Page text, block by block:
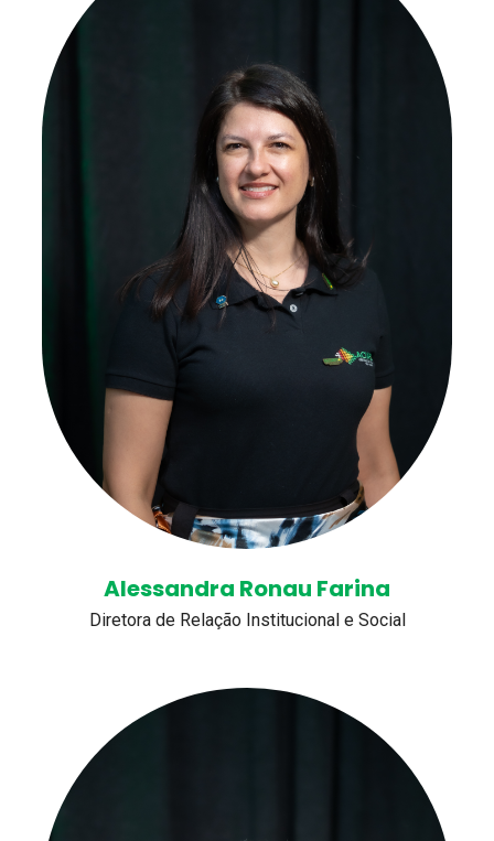
Alessandra Ronau Farina
Diretora de Relação Institucional e Social